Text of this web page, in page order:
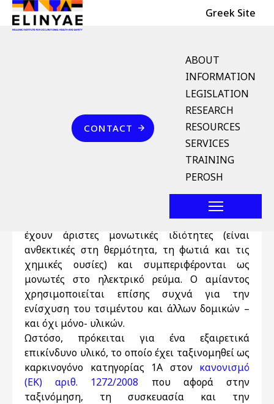
Skip to main content
Header Top Greek Site
English Menu
ABOUT
INFORMATION
LEGISLATION
RESEARCH
RESOURCES
SERVICES
TRAINING
PEROSH
Επικοινωνία
CONTACT
Breadcrumb
Αμίαντος
Ο αμίαντος αποτελεί φυσικό ορυκτό του
οποίου οι ίνες είναι δυνατό να διαχωριστούν σε
λεπτά, ανθεκτικά νήματα. Έχει χρησιμοποιηθεί
ευρέως σε πολλούς κλάδους, επειδή οι ίνες του
έχουν άριστες μονωτικές ιδιότητες (είναι
ανθεκτικές στη θερμότητα, τη φωτιά και τις
χημικές ουσίες) και συμπεριφέρονται ως
μονωτές στο ηλεκτρικό ρεύμα. Ο αμίαντος
χρησιμοποιείται επίσης συχνά για την
ενίσχυση του τσιμέντου και άλλων δομικών –
και όχι μόνο- υλικών.
Ωστόσο, πρόκειται για ένα εξαιρετικά
επικίνδυνο υλικό, το οποίο έχει ταξινομηθεί ως
καρκινογόνο κατηγορίας 1Α στον κανονισμό
(ΕΚ) αριθ. 1272/2008 που αφορά στην
ταξινόμηση, τη συσκευασία και την